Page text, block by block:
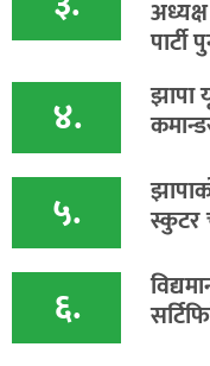
पार्टी
४. झापा
५. स्कुटर
६.